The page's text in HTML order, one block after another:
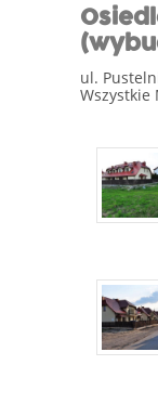
ul.
Wszystkie